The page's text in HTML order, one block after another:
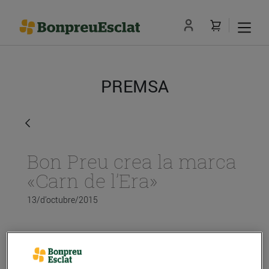
PREMSA
Bon Preu crea la marca
«Carn de l’Era»
13/d’octubre/2015
les carns de cabrit, pollastre, xai, vedella, porc,